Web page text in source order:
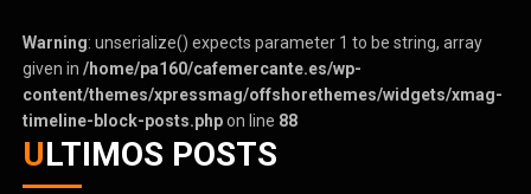
Warning: unserialize() expects parameter 1 to be string, array
given in/home/pa160/cafemercante.es/wp-
content/themes/xpressmag/offshorethemes/widgets/xmag-
timeline-block-posts.phpon line 88
ULTIMOS POSTS